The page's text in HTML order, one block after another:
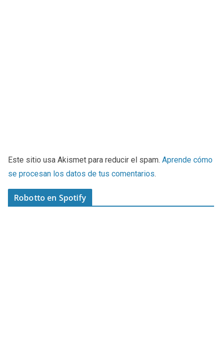
Este sitio usa Akismet para reducir el spam. Aprende cómo
se procesan los datos de tus comentarios.
Robotto en Spotify